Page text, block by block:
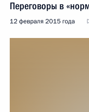
Переговоры в
12 февраля 2015 года